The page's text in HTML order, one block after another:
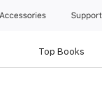
Accessories Support
Top Books